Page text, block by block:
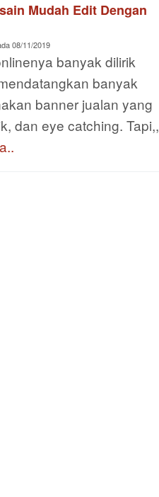
Mudah Edit Dengan
08/11/2019
banyak dilirik
banyak
banner jualan yang
dan eye catching. Tapi,,